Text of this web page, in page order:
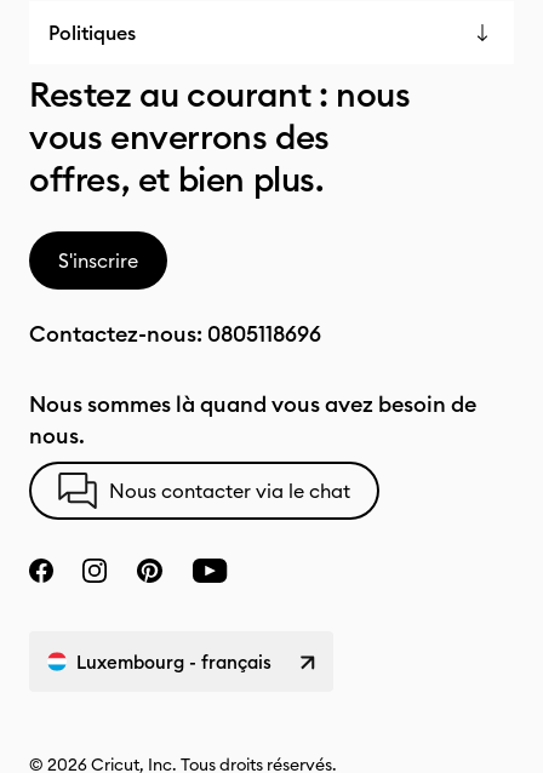
Politiques
Restez au courant : nous
vous enverrons des
offres, et bien plus.
S'inscrire
Contactez-nous: 0805118696
Nous sommes là quand vous avez besoin de
nous.
Nous contacter via le chat
Luxembourg - français
© 2026 Cricut, Inc. Tous droits réservés.